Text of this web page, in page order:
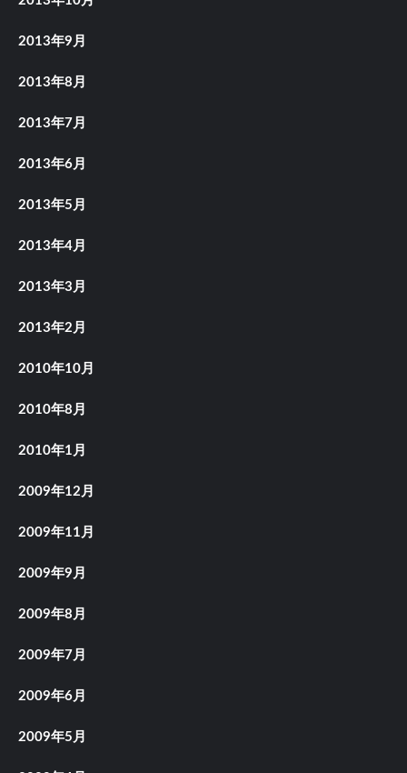
2013年9月
2013年8月
2013年7月
2013年6月
2013年5月
2013年4月
2013年3月
2013年2月
2010年10月
2010年8月
2010年1月
2009年12月
2009年11月
2009年9月
2009年8月
2009年7月
2009年6月
2009年5月